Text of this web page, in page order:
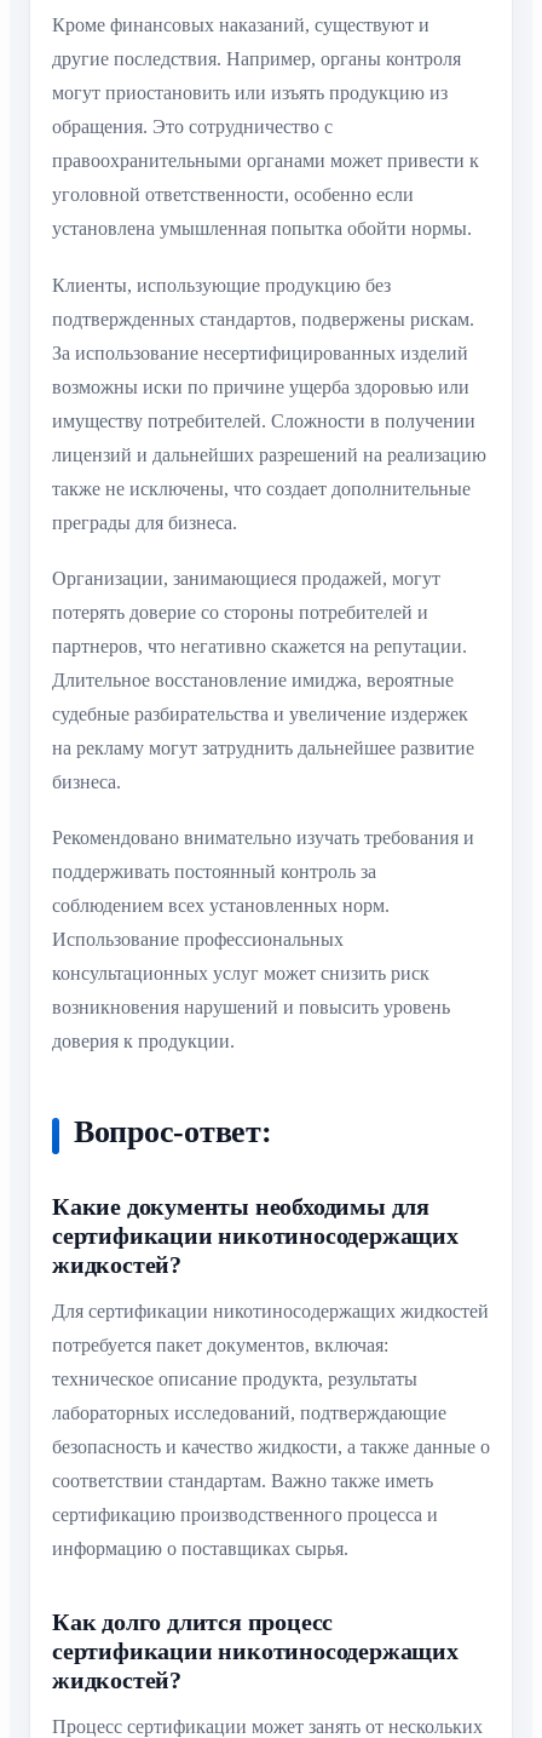
Кроме финансовых наказаний, существуют и
другие последствия. Например, органы контроля
могут приостановить или изъять продукцию из
обращения. Это сотрудничество с
правоохранительными органами может привести к
уголовной ответственности, особенно если
установлена умышленная попытка обойти нормы.
Клиенты, использующие продукцию без
подтвержденных стандартов, подвержены рискам.
За использование несертифицированных изделий
возможны иски по причине ущерба здоровью или
имуществу потребителей. Сложности в получении
лицензий и дальнейших разрешений на реализацию
также не исключены, что создает дополнительные
преграды для бизнеса.
Организации, занимающиеся продажей, могут
потерять доверие со стороны потребителей и
партнеров, что негативно скажется на репутации.
Длительное восстановление имиджа, вероятные
судебные разбирательства и увеличение издержек
на рекламу могут затруднить дальнейшее развитие
бизнеса.
Рекомендовано внимательно изучать требования и
поддерживать постоянный контроль за
соблюдением всех установленных норм.
Использование профессиональных
консультационных услуг может снизить риск
возникновения нарушений и повысить уровень
доверия к продукции.
Вопрос-ответ:
Какие документы необходимы для
сертификации никотиносодержащих
жидкостей?
Для сертификации никотиносодержащих жидкостей
потребуется пакет документов, включая:
техническое описание продукта, результаты
лабораторных исследований, подтверждающие
безопасность и качество жидкости, а также данные о
соответствии стандартам. Важно также иметь
сертификацию производственного процесса и
информацию о поставщиках сырья.
Как долго длится процесс
сертификации никотиносодержащих
жидкостей?
Процесс сертификации может занять от нескольких